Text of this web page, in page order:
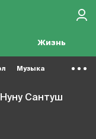
Жизнь
Музыка
Нуну Сантуш